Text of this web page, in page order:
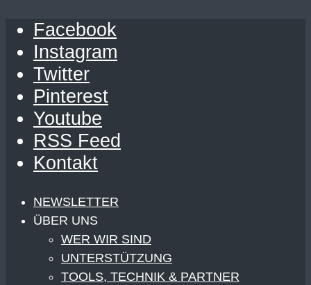
Facebook
Instagram
Twitter
Pinterest
Youtube
RSS Feed
Kontakt
NEWSLETTER
ÜBER UNS
WER WIR SIND
UNTERSTÜTZUNG
TOOLS, TECHNIK & PARTNER